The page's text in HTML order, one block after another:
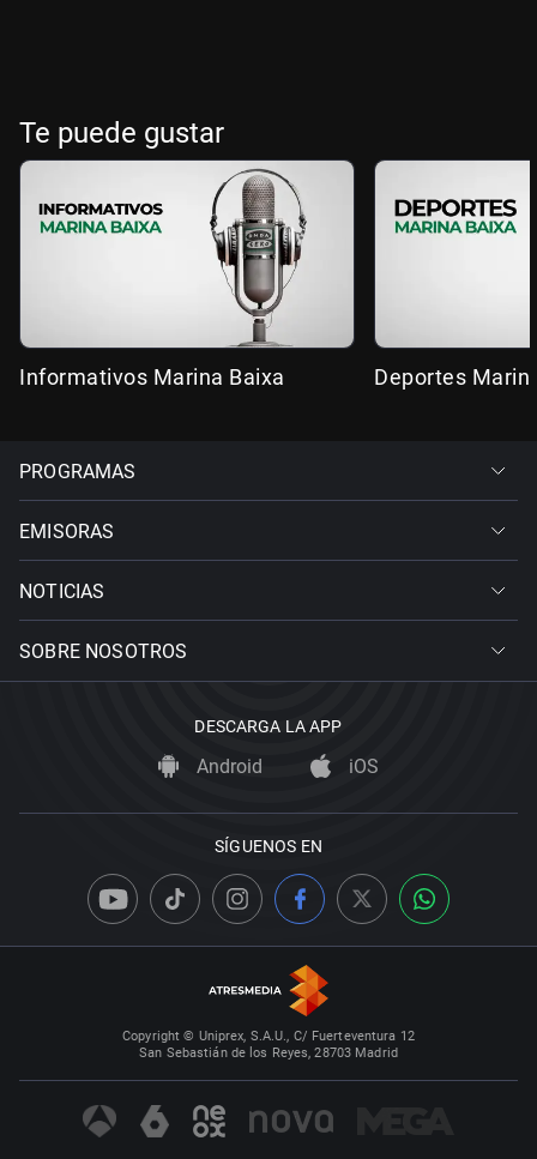
Te puede gustar
Informativos Marina Baixa Deportes
PROGRAMAS
EMISORAS
NOTICIAS
SOBRE NOSOTROS
DESCARGA LA APP
Android iOS
SÍGUENOS EN
Copyright © Uniprex, S.A.U., C/ Fuerteventura 12
San Sebastián de los Reyes, 28703 Madrid